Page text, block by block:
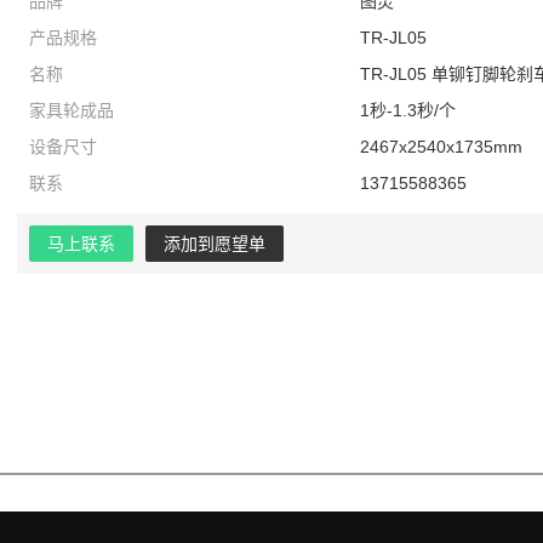
产品规格
TR-JL05
名称
TR-JL05 单铆钉脚轮刹
家具轮成品
1秒-1.3秒/个
设备尺寸
2467x2540x1735mm
联系
13715588365
马上联系 添加到愿望单